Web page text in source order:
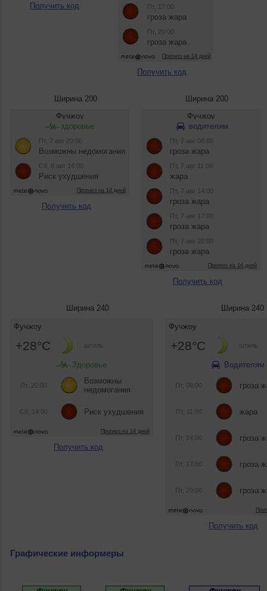
Получить код
Получить код
Ширина 200
Получить код
Ширина 200
Получить код
Ширина 240
Получить код
Ширина 240
Получить код
Графические информеры